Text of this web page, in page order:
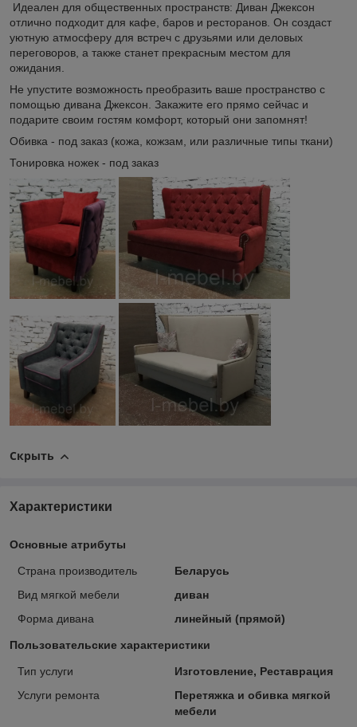
Идеален для общественных пространств: Диван Джексон
отлично подходит для кафе, баров и ресторанов. Он создаст
уютную атмосферу для встреч с друзьями или деловых
переговоров, а также станет прекрасным местом для
ожидания.
Не упустите возможность преобразить ваше пространство с
помощью дивана Джексон. Закажите его прямо сейчас и
подарите своим гостям комфорт, который они запомнят!
Обивка - под заказ (кожа, кожзам, или различные типы ткани)
Тонировка ножек - под заказ
Скрыть
Характеристики
Основные атрибуты
Страна производитель
Беларусь
Вид мягкой мебели
диван
Форма дивана
линейный (прямой)
Пользовательские характеристики
Тип услуги
Изготовление, Реставрация
Услуги ремонта
Перетяжка и обивка мягкой
мебели